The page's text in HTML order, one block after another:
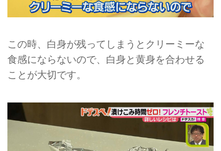
この時、白身が残ってしまうとクリーミーな
食感にならないので、白身と黄身を合わせる
ことが大切です。